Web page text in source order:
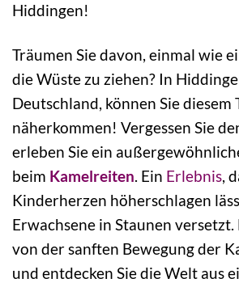
Hiddingen!
Träumen Sie davon, einmal wie
die Wüste zu ziehen? In
Deutschland, können Sie diesem
näherkommen! Vergessen Sie
erleben Sie ein
beim Kamelreiten. Ein Erlebnis,
Kinderherzen höherschlagen
Erwachsene in Staunen versetzt.
von der sanften Bewegung der
und entdecken Sie die Welt aus